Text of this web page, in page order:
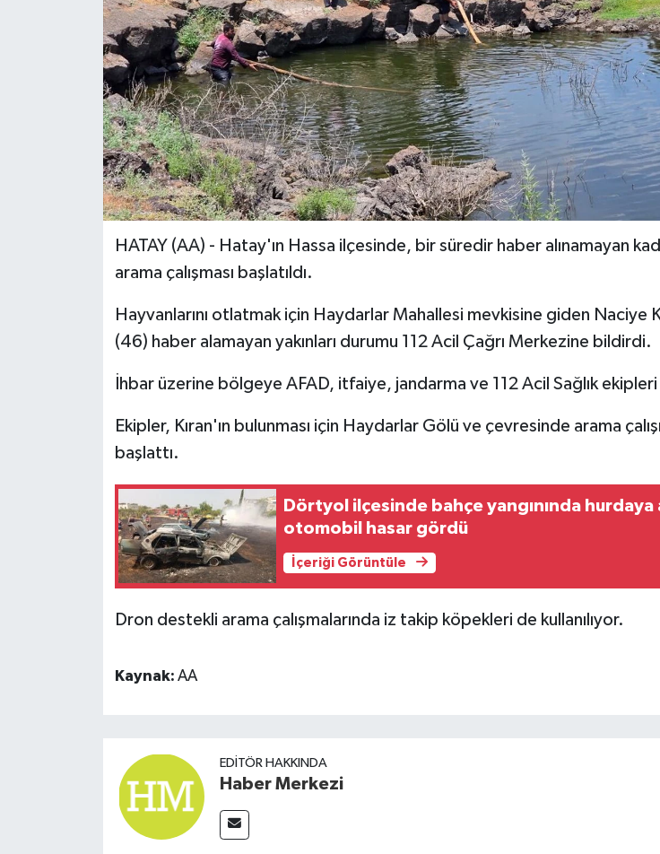
HATAY (AA) - Hatay'ın Hassa ilçesinde, bir süredir haber alınamayan
arama çalışması başlatıldı.
Hayvanlarını otlatmak için Haydarlar Mahallesi mevkisine giden Naciye
(46) haber alamayan yakınları durumu 112 Acil Çağrı Merkezine bildirdi.
İhbar üzerine bölgeye AFAD, itfaiye, jandarma ve 112 Acil Sağlık
Ekipler, Kıran'ın bulunması için Haydarlar Gölü ve çevresinde arama
başlattı.
Dörtyol ilçesinde bahçe yangınında hurdaya
otomobil hasar gördü
İçeriği Görüntüle
Dron destekli arama çalışmalarında iz takip köpekleri de kullanılıyor.
Kaynak: AA
EDITÖR HAKKINDA
Haber Merkezi